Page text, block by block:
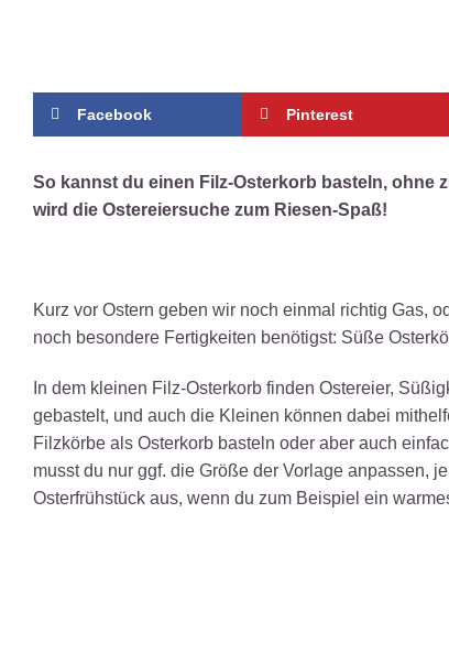
Facebook Pinterest
So kannst du einen Filz-Osterkorb basteln, ohne
wird die Ostereiersuche zum Riesen-Spaß!
Kurz vor Ostern geben wir noch einmal richtig Gas,
noch besondere Fertigkeiten benötigst: Süße
In dem kleinen Filz-Osterkorb finden Ostereier,
gebastelt, und auch die Kleinen können dabei
Filzkörbe als Osterkorb basteln oder aber auch
musst du nur ggf. die Größe der Vorlage anpassen,
Osterfrühstück aus, wenn du zum Beispiel ein